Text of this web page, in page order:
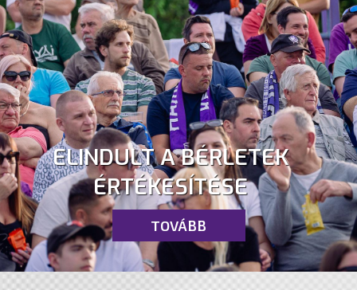
ELINDULT A BÉRLETEK
ÉRTÉKESÍTÉSE
TOVÁBB